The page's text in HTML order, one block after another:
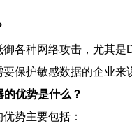
各种网络攻击，尤其
保护敏感数据的企业
优势是什么？
优势主要包括：